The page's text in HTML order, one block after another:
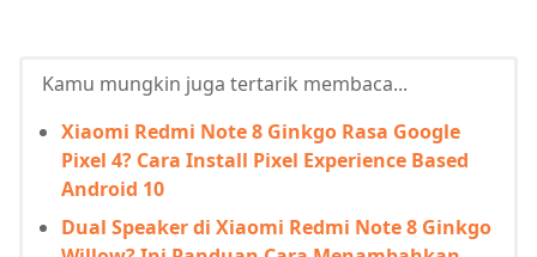
Kamu mungkin juga tertarik membaca...
Xiaomi Redmi Note 8 Ginkgo Rasa Google
Pixel 4? Cara Install Pixel Experience Based
Android 10
Dual Speaker di Xiaomi Redmi Note 8 Ginkgo